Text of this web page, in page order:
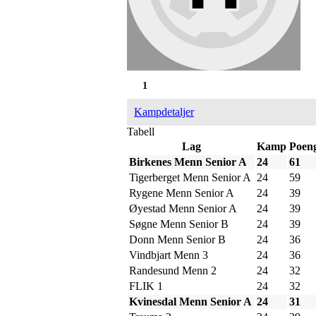
1
Kampdetaljer
Tabell
Lag
Kamp
Birkenes Menn Senior A
24
61
Tigerberget Menn Senior A
24
59
Rygene Menn Senior A
24
39
Øyestad Menn Senior A
24
39
Søgne Menn Senior B
24
39
Donn Menn Senior B
24
36
Vindbjart Menn 3
24
36
Randesund Menn 2
24
32
FLIK 1
24
32
Kvinesdal Menn Senior A 24
31